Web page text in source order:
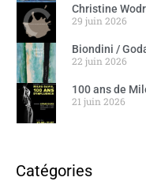
Christine
29 juin 2026
Biondini /
22 juin 2026
100 ans de
21 juin 2026
Catégories